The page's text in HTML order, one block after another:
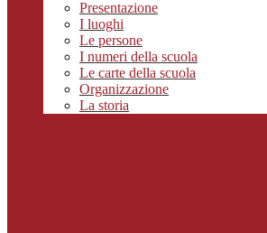
Presentazione
I luoghi
Le persone
I numeri della scuola
Le carte della scuola
Organizzazione
La storia